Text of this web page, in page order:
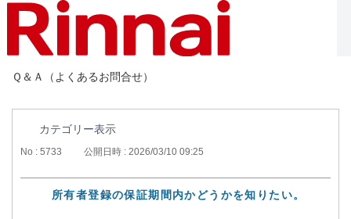
Ｑ＆Ａ（よくあるお問合せ）
カテゴリー表示
No : 5733 公開日時 : 2026/03/10 09:25
所有者登録の保証期間内かどうかを知りたい。